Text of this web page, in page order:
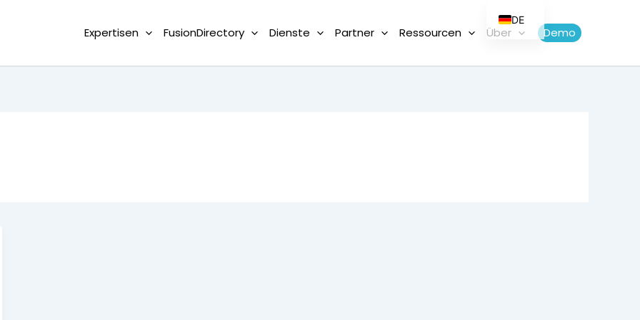
Expertisen FusionDirectory Dienste Partner Ressourcen Über Demo
DE
EN